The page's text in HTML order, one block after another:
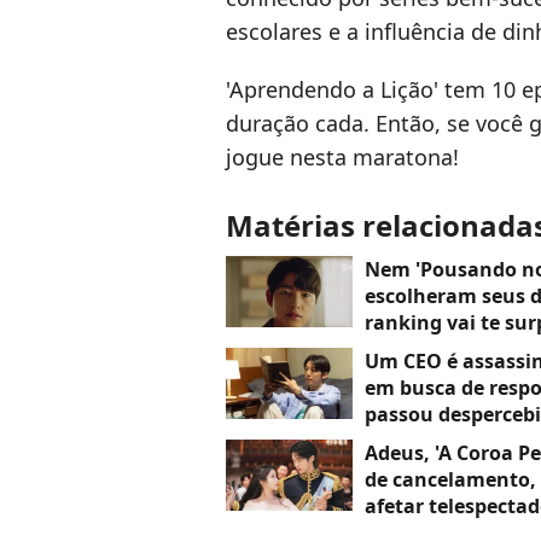
escolares e a influência de
'Aprendendo a Lição' tem 10
duração cada. Então, se você
jogue nesta maratona!
Matérias
Nem 'Pousando
escolheram seus
ranking vai te
Um CEO é
em busca de
passou
reviravoltas
Adeus, 'A Coroa
de
afetar